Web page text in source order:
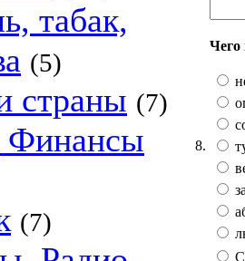
табак,
(5)
страны (7)
Финансы
(7)
8.
Чего